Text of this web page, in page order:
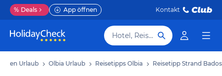
% Deals App öffnen Kontakt
Hotel, Reiseziel
Urlaub Olbia Urlaub Reisetipps Olbia Reisetipp Strand Bados